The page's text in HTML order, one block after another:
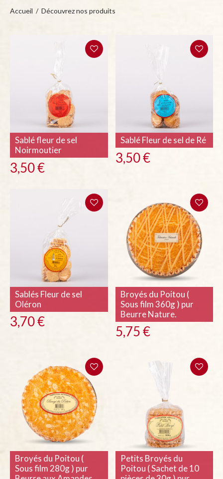
Accueil / Découvrez nos produits
Sablé fleur de sel
Noirmoutier
3,50€
Sablé Fleur de sel de Ré
3,50€
Sablés Fleur de sel
Oléron
3,70€
Broyés du Poitou (
Sous film 360g ) pur
Beurre Nature.
5,75€
Broyés du Poitou (
Sous film 280g ) pur
Petits Broyés du
Poitou ( Sachet de 10